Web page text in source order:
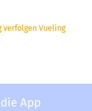
verfolgen Vueling
App